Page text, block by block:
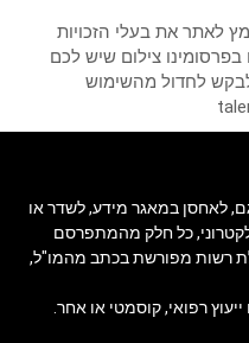
לאתר את בעלי הזכויות
בפרסומינו צילום שיש לכם
לחדול מהשימוש
לאחסן במאגר מידע, לשדר או
כל חלק מהמתפרסם
רשות מפורשת בכתב מהמו"ל,
רפואי, קוסמטי או אחר.